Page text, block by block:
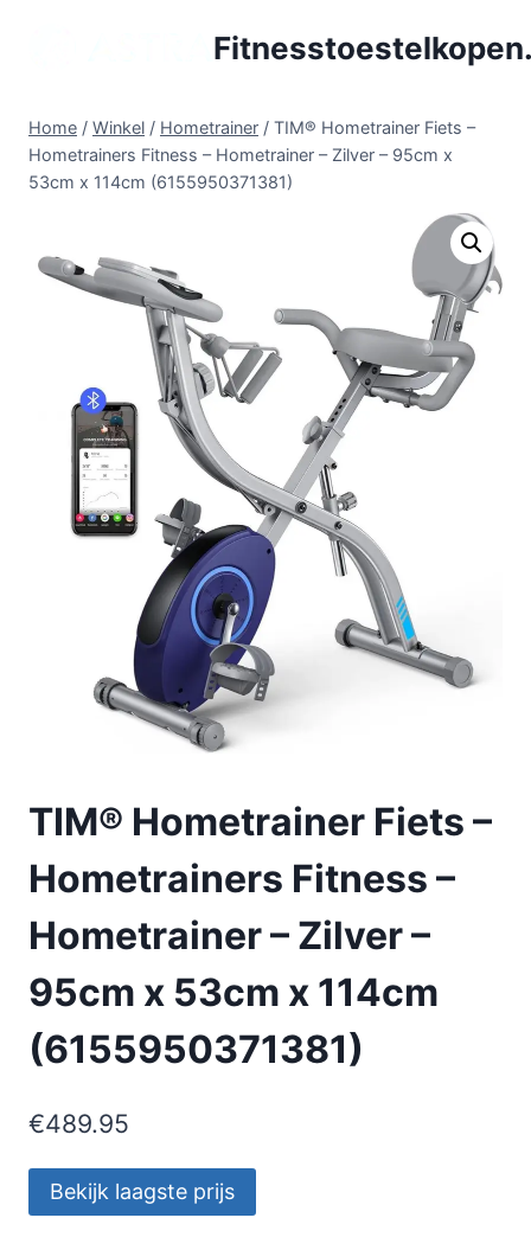
Home / Winkel / Hometrainer / TIM® Hometrainer Fiets –
Hometrainers Fitness – Hometrainer – Zilver – 95cm x
53cm x 114cm (6155950371381)
TIM® Hometrainer Fiets –
Hometrainers Fitness –
Hometrainer – Zilver –
95cm x 53cm x 114cm
(6155950371381)
€489.95
Bekijk laagste prijs